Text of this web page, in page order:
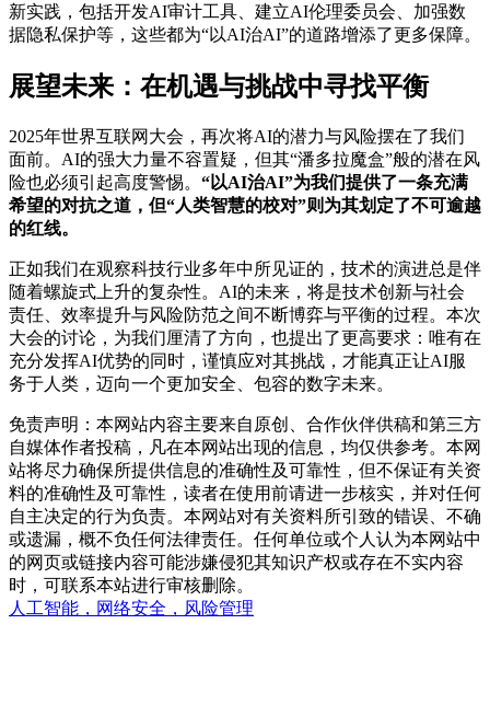
新实践，包括开发AI审计工具、建立AI伦理委员会、加强数
据隐私保护等，这些都为“以AI治AI”的道路增添了更多保障。
展望未来：在机遇与挑战中寻找平衡
2025年世界互联网大会，再次将AI的潜力与风险摆在了我们
面前。AI的强大力量不容置疑，但其“潘多拉魔盒”般的潜在风
险也必须引起高度警惕。 “以AI治AI”为我们提供了一条充满
希望的对抗之道，但“人类智慧的校对”则为其划定了不可逾越
的红线。
正如我们在观察科技行业多年中所见证的，技术的演进总是伴
随着螺旋式上升的复杂性。AI的未来，将是技术创新与社会
责任、效率提升与风险防范之间不断博弈与平衡的过程。本次
大会的讨论，为我们厘清了方向，也提出了更高要求：唯有在
充分发挥AI优势的同时，谨慎应对其挑战，才能真正让AI服
务于人类，迈向一个更加安全、包容的数字未来。
免责声明：本网站内容主要来自原创、合作伙伴供稿和第三方
自媒体作者投稿，凡在本网站出现的信息，均仅供参考。本网
站将尽力确保所提供信息的准确性及可靠性，但不保证有关资
料的准确性及可靠性，读者在使用前请进一步核实，并对任何
自主决定的行为负责。本网站对有关资料所引致的错误、不确
或遗漏，概不负任何法律责任。任何单位或个人认为本网站中
的网页或链接内容可能涉嫌侵犯其知识产权或存在不实内容
时，可联系本站进行审核删除。
人工智能，网络安全，风险管理